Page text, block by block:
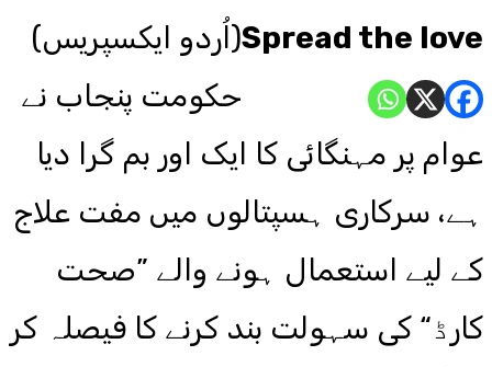
Spread the love(اُردو ایکسپریس)
حکومت پنجاب نے
عوام پر مہنگائی کا ایک اور بم گرا دیا
ہے، سرکاری ہسپتالوں میں مفت علاج
کے لیے استعمال ہونے والے ”صحت
کارڈ“ کی سہولت بند کرنے کا فیصلہ کر